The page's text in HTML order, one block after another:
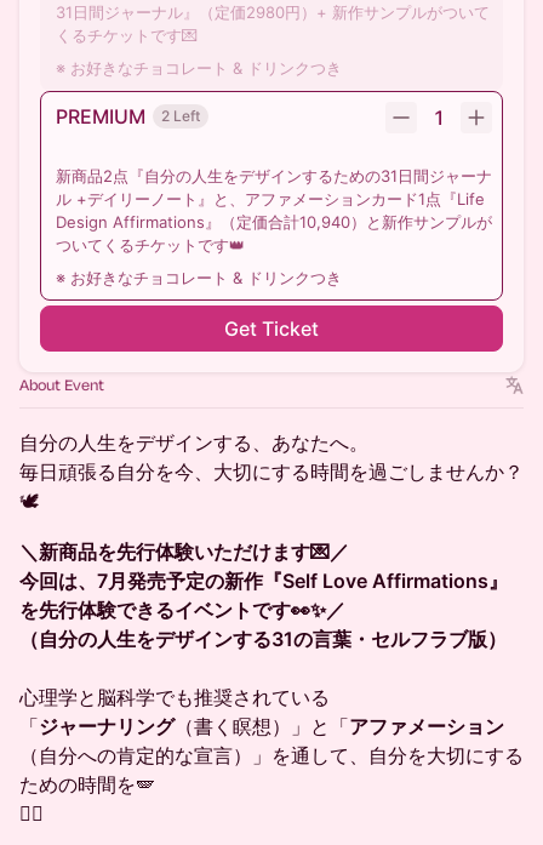
31日間ジャーナル』（定価2980円）+ 新作サンプルがついて
くるチケットです💌
※ お好きなチョコレート & ドリンクつき
PREMIUM 2 Left 1
新商品2点『自分の人生をデザインするための31日間ジャーナ
ル +デイリーノート』と、アファメーションカード1点『Life
Design Affirmations』（定価合計10,940）と新作サンプルが
ついてくるチケットです👑
※ お好きなチョコレート & ドリンクつき
Get Ticket
About Event
自分の人生をデザインする、あなたへ。
毎日頑張る自分を今、大切にする時間を過ごしませんか？
🕊️
＼新商品を先行体験いただけます💌／
今回は、7月発売予定の新作『Self Love Affirmations』
を先行体験できるイベントです👀✨／
（自分の人生をデザインする31の言葉・セルフラブ版）
心理学と脳科学でも推奨されている
「ジャーナリング（書く瞑想）」と「アファメーション
（自分への肯定的な宣言）」を通して、自分を大切にする
ための時間を🪽
✍🏼